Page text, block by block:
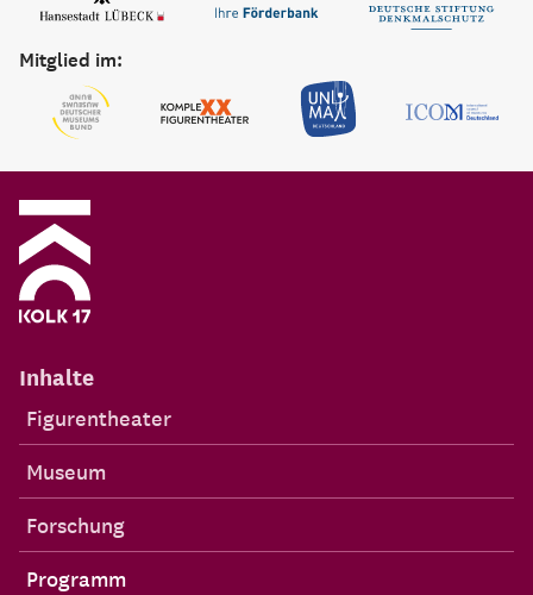
Mitglied im:
Inhalte
Figurentheater
Museum
Forschung
Programm